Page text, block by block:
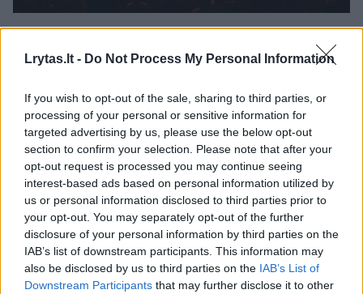
Lrytas.lt - Do Not Process My Personal Information
If you wish to opt-out of the sale, sharing to third parties, or
processing of your personal or sensitive information for
targeted advertising by us, please use the below opt-out
section to confirm your selection. Please note that after your
opt-out request is processed you may continue seeing
interest-based ads based on personal information utilized by
us or personal information disclosed to third parties prior to
your opt-out. You may separately opt-out of the further
disclosure of your personal information by third parties on the
IAB’s list of downstream participants. This information may
also be disclosed by us to third parties on the IAB’s List of
Downstream Participants that may further disclose it to other
Organizatorių nuotr.
Rytoj – dar viena ypatinga naujiena
Puikiomis jubiliejinio koncerto Vilniuje
emocijomis viskas nesibaigia. Grupės nariai
užsimena, kad gerbėjų laukia dar viena džiugi
staigmena. Jau rytoj „Biplan“ paskelbs
ypatingą naujieną, susijusią su būsimais
koncertais, kuri, muzikantų teigimu,